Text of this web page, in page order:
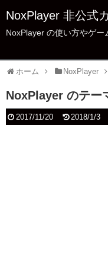
NoxPlayer 非公式
NoxPlayer の使い方やゲ
ホーム NoxPlayer
NoxPlayer のテー
2017/11/20 2018/1/3